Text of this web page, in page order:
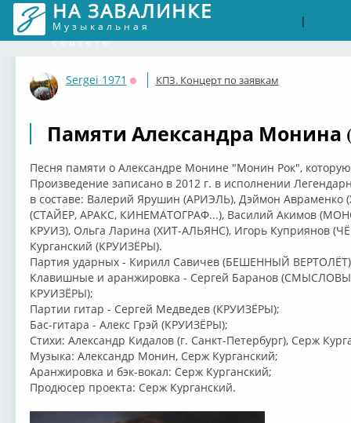
НА ЗАВАЛИНКЕ
Музыкальная
соцсеть
|
Sergei 1971
Оффлайн
КПЗ. Концерт по заявкам
Памяти Александра Монина
Песня памяти о Александре Монине "Монин Рок", которую
Произведение записано в 2012 г. в исполнении
в составе: Валерий Ярушин (АРИЭЛЬ), Дэймон
(СТАЙЕР, АРАКС, КИНЕМАТОГРАФ...), Василий Акимов
КРУИЗ), Ольга Ларина (ХИТ-АЛЬЯНС), Игорь Куприянов
Курганский (КРУИЗЁРЫ).
Партия ударных - Кирилл Савичев (БЕШЕННЫЙ
Клавишные и аранжировка - Сергей Баранов
КРУИЗЁРЫ);
Партии гитар - Сергей Медведев (КРУИЗЁРЫ);
Бас-гитара - Алекс Грэй (КРУИЗЁРЫ);
Стихи: Александр Кидалов (г. Санкт-Петербург), Серж
Музыка: Александр Монин, Серж Курганский;
Аранжировка и бэк-вокал: Серж Курганский;
Продюсер проекта: Серж Курганский.